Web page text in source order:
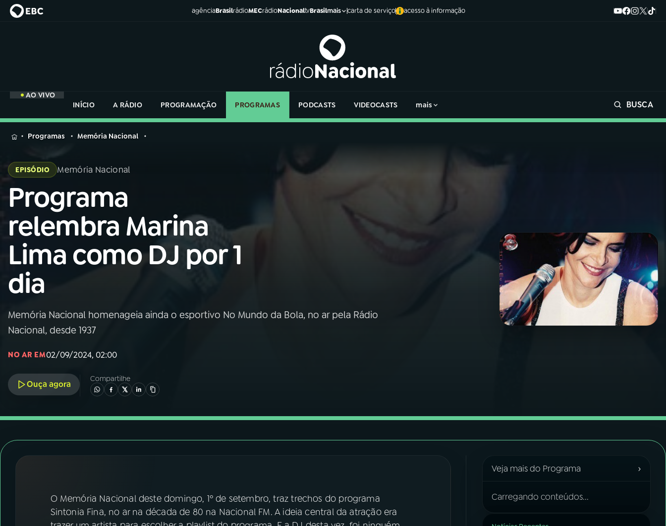
agênciaBrasilrádioMECrádioNacionaltvBrasilmais carta de serviço acesso à informação
AO VIVO
INÍCIO
A RÁDIO PROGRAMAÇÃO PROGRAMAS PODCASTS VIDEOCASTS mais BUSCA
MENU
Buscar
na
Rádio
Nacional
01INÍCIO
02A RÁDIO
03PROGRAMAÇÃO
05 PODCASTS
ACOMPANHE A RÁDIO NACIONAL
na
Rádio
Programas Memória Nacional
EPISÓDIO Memória Nacional
Programa
relembra Marina
Lima como DJ por 1
dia
Memória Nacional homenageia ainda o esportivo No Mundo da Bola, no ar pela Rádio
Nacional, desde 1937
NO AR EM02/09/2024, 02:00
Ouça agora
Compartilhe
O Memória Nacional deste domingo, 1º de setembro, traz trechos do programa
Sintonia Fina, no ar na década de 80 na Nacional FM. A ideia central da atração era
Veja mais do Programa ›
Carregando conteúdos...